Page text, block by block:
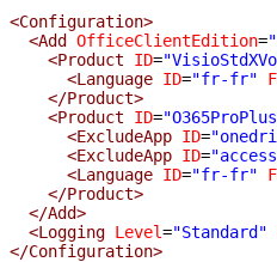
<Configuration>
  <Add
OfficeClientEdition=
    <Product
ID=
      <Language
ID="fr-fr"
    </Product>
    <Product
ID=
      <ExcludeApp
ID=
      <ExcludeApp
ID=
      <Language
ID="fr-fr"
    </Product>
  </Add>
  <Logging
Level="Standard"
</Configuration>